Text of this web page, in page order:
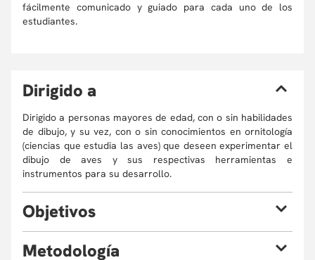
fácilmente comunicado y guiado para cada uno de los
estudiantes.
Dirigido a
Dirigido a personas mayores de edad, con o sin habilidades
de dibujo, y su vez, con o sin conocimientos en ornitología
(ciencias que estudia las aves) que deseen experimentar el
dibujo de aves y sus respectivas herramientas e
instrumentos para su desarrollo.
Objetivos
color y textura las habilidades de dibujar y colorear aves
Metodología